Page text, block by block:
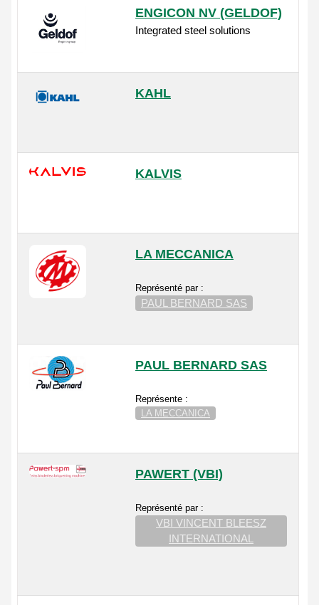
ENGICON NV (GELDOF)
Integrated steel solutions
KAHL
KALVIS
LA MECCANICA
Représenté par :
PAUL BERNARD SAS
PAUL BERNARD SAS
Représente :
LA MECCANICA
PAWERT (VBI)
Représenté par :
VBI VINCENT BLEESZ
INTERNATIONAL